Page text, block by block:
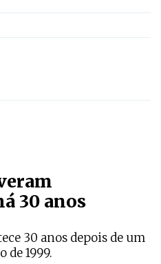
30 anos
30 anos depois de um
de 1999.